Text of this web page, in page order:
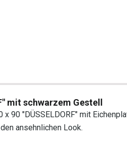
mit schwarzem Gestell
90 "DÜSSELDORF" mit
ansehnlichen Look.